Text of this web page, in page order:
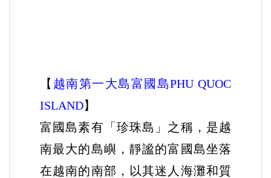
【 越南第一大島富國島PHU QUOC
ISLAND】
富國島素有「珍珠島」之稱，是越
南最大的島嶼， 靜謐的富國島坐落
在越南的南部，以其迷人海灘和質